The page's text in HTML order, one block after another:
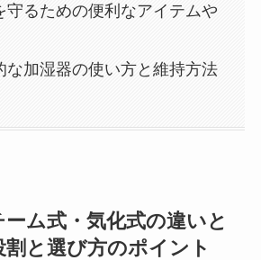
守るための便利なアイテムや
な加湿器の使い方と維持方法
ム式・気化式の違いと
と選び方のポイント